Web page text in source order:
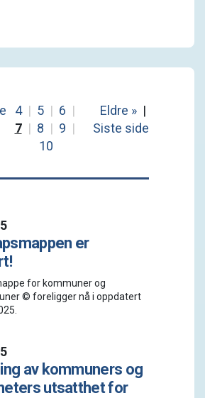
4 | 5 | 6 |
7 | 8 | 9 |
10
Eldre » |
Siste side
er
for kommuner og
© foreligger nå i oppdatert
av kommuners og
utsatthet for